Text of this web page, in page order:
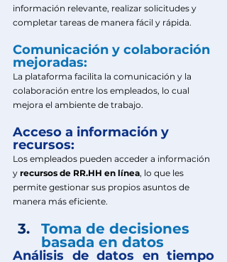
información relevante, realizar solicitudes y
completar tareas de manera fácil y rápida.
Comunicación y colaboración
mejoradas:
La plataforma facilita la comunicación y la
colaboración entre los empleados, lo cual
mejora el ambiente de trabajo.
Acceso a información y
recursos:
Los empleados pueden acceder a información
y recursos de RR.HH en línea, lo que les
permite gestionar sus propios asuntos de
manera más eficiente.
Toma de decisiones
basada en datos
Análisis de datos en tiempo